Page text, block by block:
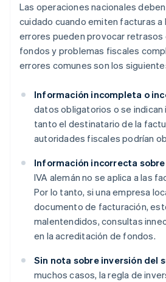
Las operaciones nacionales
cuidado cuando emiten facturas a
errores pueden provocar retrasos
fondos y problemas fiscales
errores comunes son los
Información incompleta o
datos obligatorios o se
tanto el destinatario de la
autoridades fiscales podrían
Información incorrecta sobre
IVA alemán no se aplica a las
Por lo tanto, si una empresa
documento de facturación,
malentendidos, consultas
en la acreditación de fondos.
Sin nota sobre inversión del
muchos casos, la regla de